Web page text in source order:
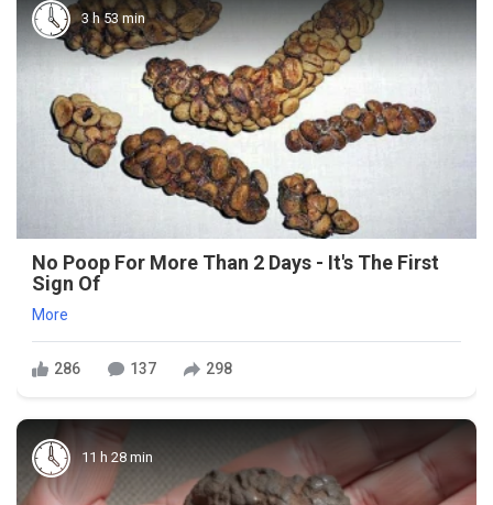
3 h 53 min
No Poop For More Than 2 Days - It's The First
Sign Of
More
286 137 298
11 h 28 min